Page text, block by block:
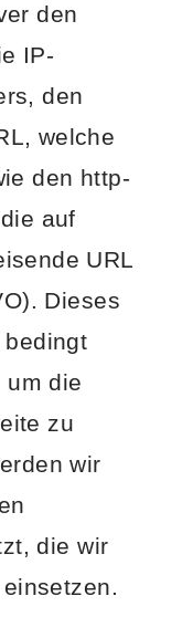
den
IP-
den
welche
den http-
auf
URL
Dieses
um die
zu
wir
die wir